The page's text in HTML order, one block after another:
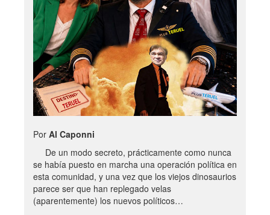
Por Al Caponni
De un modo secreto, prácticamente como nunca
se había puesto en marcha una operación política en
esta comunidad, y una vez que los viejos dinosaurios
parece ser que han replegado velas
(aparentemente) los nuevos políticos…